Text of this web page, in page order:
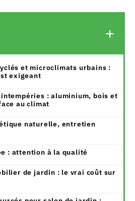
et microclimats urbains :
exigeant
: aluminium, bois et
au climat
naturelle, entretien
: attention à la qualité
de jardin : le vrai coût sur